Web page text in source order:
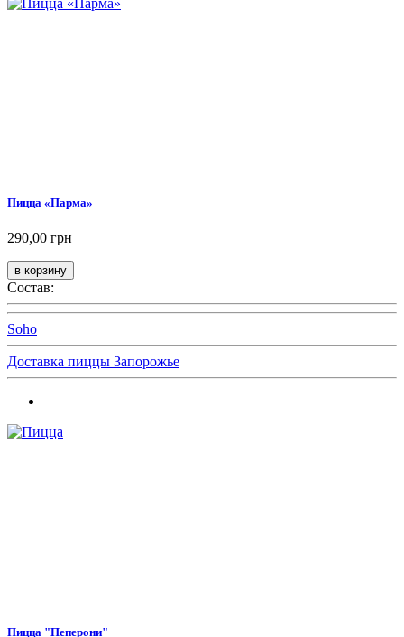
Пицца «Парма»
290,00 грн
Состав:
Soho
Доставка пиццы Запорожье
Пицца "Пеперони"